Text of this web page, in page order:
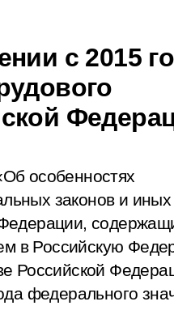
с 2015
особенностях
законов и иных
в Российскую
Российской
федерального